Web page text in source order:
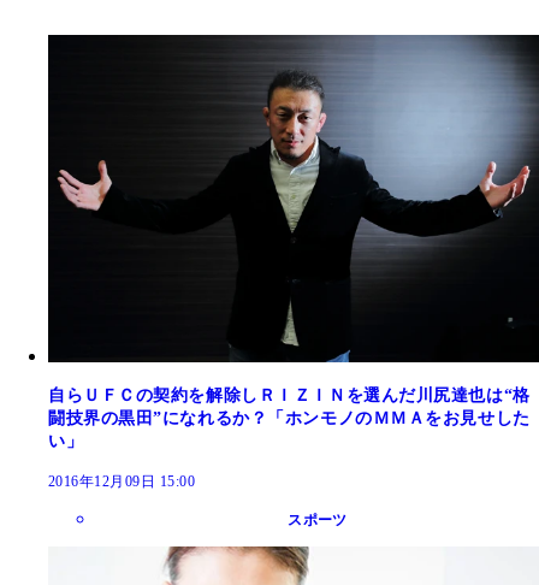
自らＵＦＣの契約を解除しＲＩＺＩＮを選んだ川尻達也は“格
闘技界の黒田”になれるか？「ホンモノのＭＭＡをお見せした
い」
2016年12月09日 15:00
スポーツ